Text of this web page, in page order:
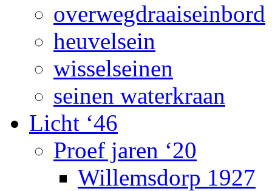
overwegdraaiseinbord
heuvelsein
wisselseinen
seinen waterkraan
Licht ‘46
Proef jaren ‘20
Willemsdorp 1927